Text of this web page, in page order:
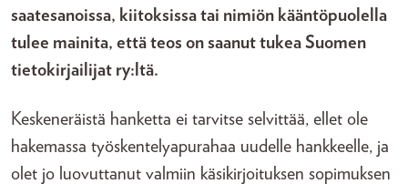
saatesanoissa, kiitoksissa tai nimiön kääntöpuolella
tulee mainita, että teos on saanut tukea Suomen
tietokirjailijat ry:ltä.
Keskeneräistä hanketta ei tarvitse selvittää, ellet ole
hakemassa työskentelyapurahaa uudelle hankkeelle, ja
olet jo luovuttanut valmiin käsikirjoituksen sopimuksen